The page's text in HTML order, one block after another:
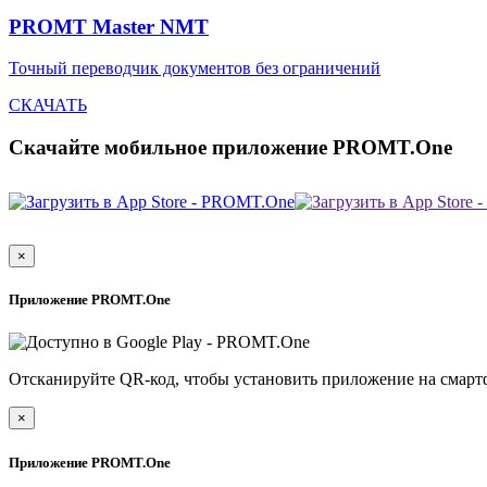
PROMT Master NMT
Точный переводчик документов без ограничений
СКАЧАТЬ
Скачайте мобильное приложение PROMT.One
×
Приложение PROMT.One
Отсканируйте QR-код, чтобы установить приложение на
×
Приложение PROMT.One